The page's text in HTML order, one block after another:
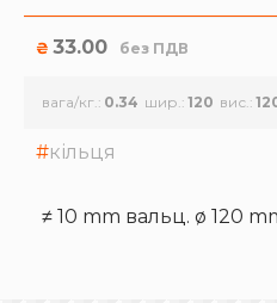
₴ 33.00 без ПДВ
вага/кг. 0.34 шир. 120 вис.
кільця
≠ 10 mm вальц. ø 120